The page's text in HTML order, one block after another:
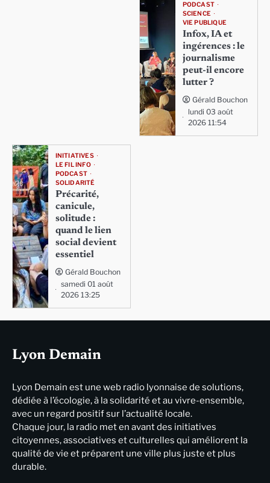
PODCAST
SCIENCE
VIE PUBLIQUE
Infox, IA et
ingérences : le
journalisme
peut-il encore
lutter ?
Gérald Bouchon
lundi 03 août
2026 11:54
INITIATIVES
LE FIL INFO
PODCAST
SOLIDARITÉ
Précarité,
canicule,
solitude :
quand le lien
social devient
essentiel
Gérald Bouchon
samedi 01 août
2026 13:25
Lyon Demain
Lyon Demain est une web radio lyonnaise de solutions,
dédiée à l’écologie, à la solidarité et au vivre-ensemble,
avec un regard positif sur l’actualité locale.
Chaque jour, la radio met en avant des initiatives
citoyennes, associatives et culturelles qui améliorent la
qualité de vie et préparent une ville plus juste et plus
durable.